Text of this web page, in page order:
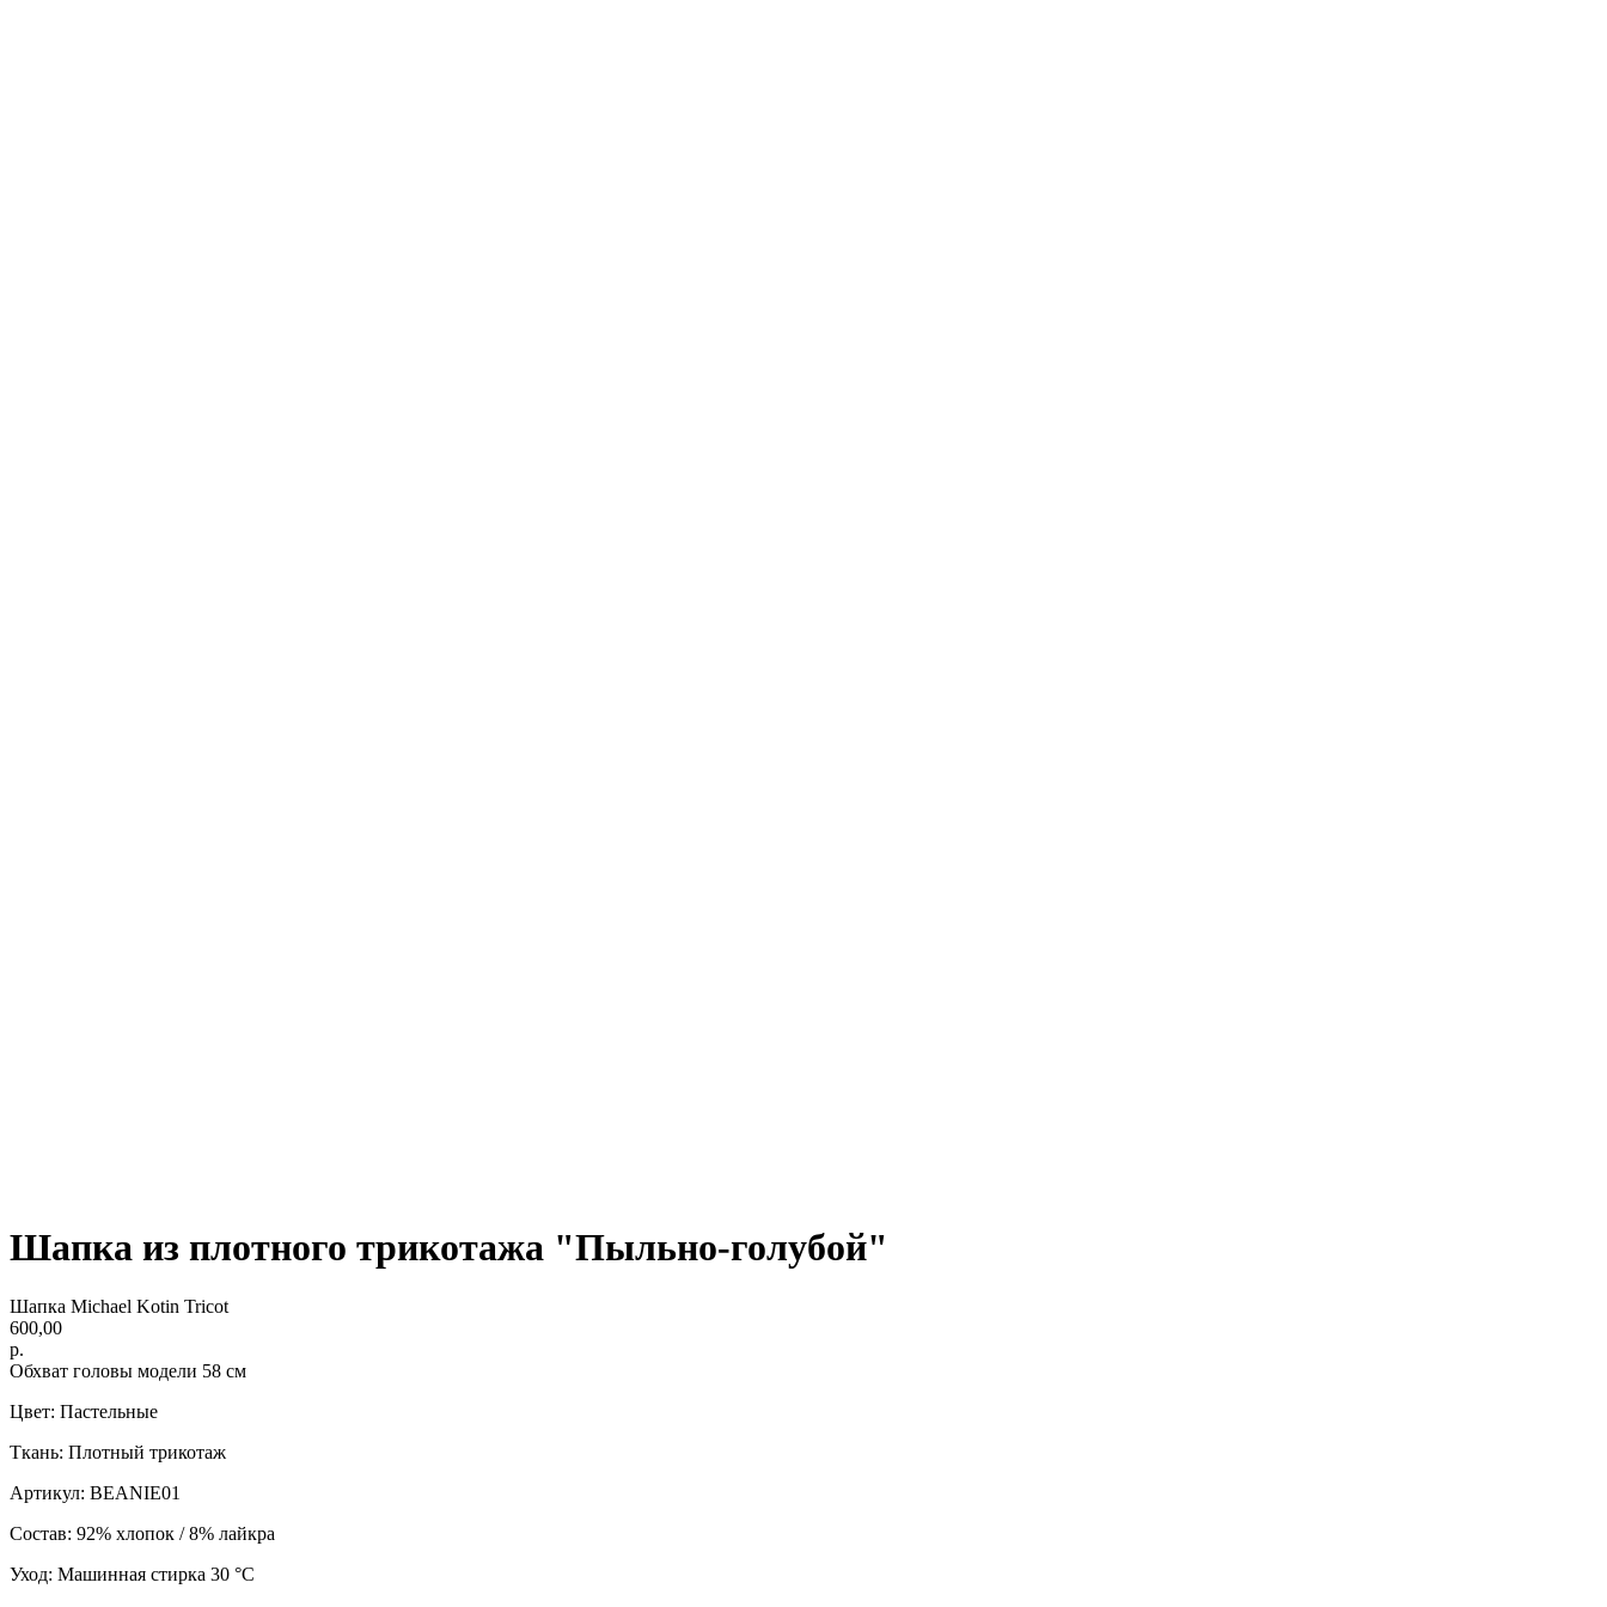
Шапка из плотного трикотажа "Пыльно-голубой"
Шапка Michael Kotin Tricot
600,00
р.
Обхват головы модели 58 см
Цвет: Пастельные
Ткань: Плотный трикотаж
Артикул: BEANIE01
Состав: 92% хлопок / 8% лайкра
Уход: Машинная стирка 30 °C